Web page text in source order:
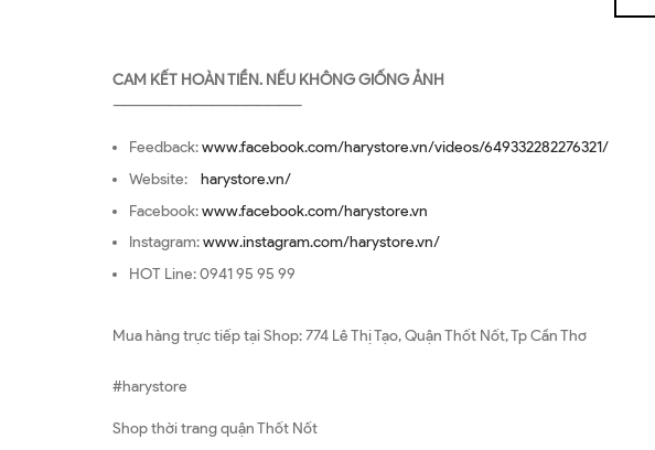
CAM KẾT HOÀN TIỀN. NẾU KHÔNG GIỐNG ẢNH
—————————————————
Feedback:www.facebook.com/harystore.vn/videos/649332282276321/
Website: harystore.vn/
Facebook:www.facebook.com/harystore.vn
Instagram:www.instagram.com/harystore.vn/
HOT Line: 0941 95 95 99
Mua hàng trực tiếp tại Shop: 774 Lê Thị Tạo, Quận Thốt Nốt, Tp Cần Thơ
#harystore
Shop thời trang quận Thốt Nốt